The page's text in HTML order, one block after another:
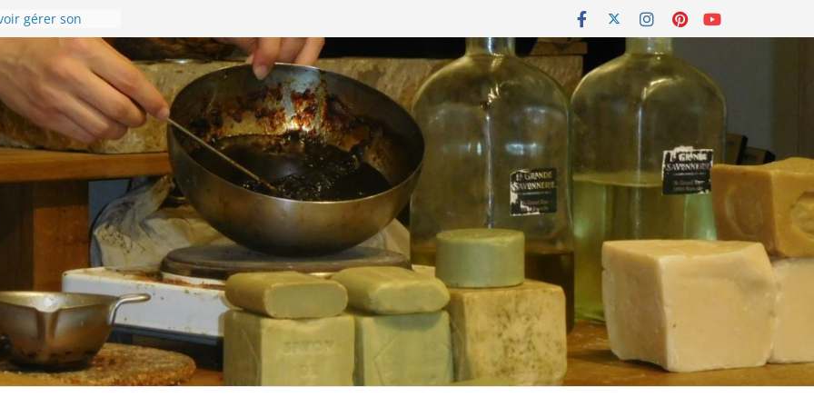
2024 !
gérer son
!
en images !
Compostelle –
du 8 au
sur la Via
l’accueil de
de